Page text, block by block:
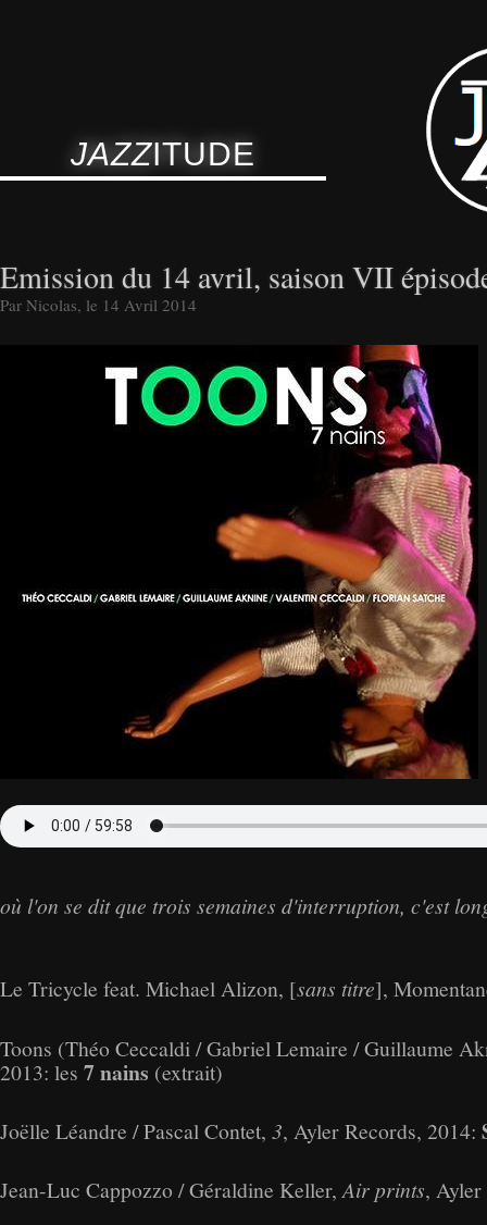
JAZZITUDE
Emission du 14 avril, saison VII
Par Nicolas, le 14 Avril 2014
où l'on se dit que trois semaines d'interruption, c'est
Le Tricycle feat. Michael Alizon, [sans titre],
Toons (Théo Ceccaldi / Gabriel Lemaire / Guillaume
2013: les 7 nains (extrait)
Joëlle Léandre / Pascal Contet, 3, Ayler Records, 2014:
Jean-Luc Cappozzo / Géraldine Keller,Air prints,